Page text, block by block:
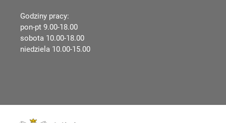
Godziny pracy:
pon-pt 9.00-18.00
sobota 10.00-18.00
niedziela 10.00-15.00